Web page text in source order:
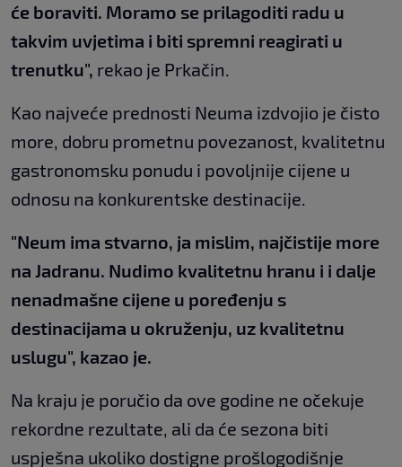
će boraviti. Moramo se prilagoditi radu u
takvim uvjetima i biti spremni reagirati u
trenutku", rekao je Prkačin.
Kao najveće prednosti Neuma izdvojio je čisto
more, dobru prometnu povezanost, kvalitetnu
gastronomsku ponudu i povoljnije cijene u
odnosu na konkurentske destinacije.
"Neum ima stvarno, ja mislim, najčistije more
na Jadranu. Nudimo kvalitetnu hranu i i dalje
nenadmašne cijene u poređenju s
destinacijama u okruženju, uz kvalitetnu
uslugu", kazao je.
Na kraju je poručio da ove godine ne očekuje
rekordne rezultate, ali da će sezona biti
uspješna ukoliko dostigne prošlogodišnje